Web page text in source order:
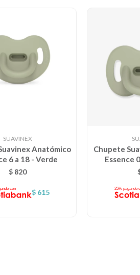
SUAVINEX
Anatómico
6 a 18 - Verde
$ 820
$ 615
Chupete
Essence